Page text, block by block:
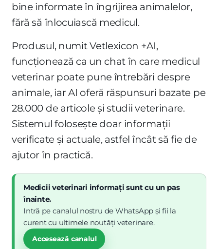
bine informate în îngrijirea animalelor,
fără să înlocuiască medicul.
Produsul, numit Vetlexicon +AI,
funcționează ca un chat în care medicul
veterinar poate pune întrebări despre
animale, iar AI oferă răspunsuri bazate pe
28.000 de articole și studii veterinare.
Sistemul folosește doar informații
verificate și actuale, astfel încât să fie de
ajutor în practică.
Medicii veterinari informați sunt cu un pas
înainte.
Intră pe canalul nostru de WhatsApp și fii la
curent cu ultimele noutăți veterinare.
Accesează canalul